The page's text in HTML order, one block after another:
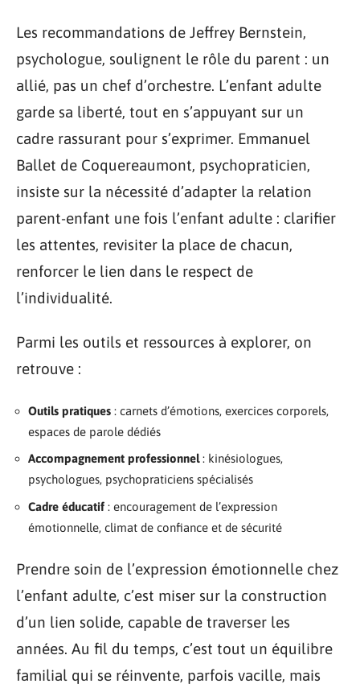
Les recommandations de Jeffrey Bernstein,
psychologue, soulignent le rôle du parent : un
allié, pas un chef d’orchestre. L’enfant adulte
garde sa liberté, tout en s’appuyant sur un
cadre rassurant pour s’exprimer. Emmanuel
Ballet de Coquereaumont, psychopraticien,
insiste sur la nécessité d’adapter la relation
parent-enfant une fois l’enfant adulte : clarifier
les attentes, revisiter la place de chacun,
renforcer le lien dans le respect de
l’individualité.
Parmi les outils et ressources à explorer, on
retrouve :
Outils pratiques : carnets d’émotions, exercices corporels,
espaces de parole dédiés
Accompagnement professionnel: kinésiologues,
psychologues, psychopraticiens spécialisés
Cadre éducatif : encouragement de l’expression
émotionnelle, climat de confiance et de sécurité
Prendre soin de l’expression émotionnelle chez
l’enfant adulte, c’est miser sur la construction
d’un lien solide, capable de traverser les
années. Au fil du temps, c’est tout un équilibre
familial qui se réinvente, parfois vacille, mais